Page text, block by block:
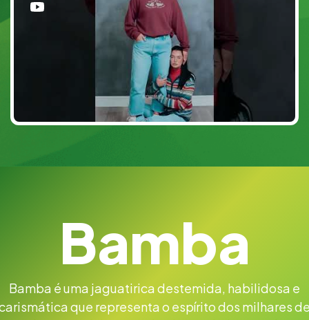
Bamba
Bamba é uma jaguatirica destemida, habilidosa e
que representa o espírito dos milhares